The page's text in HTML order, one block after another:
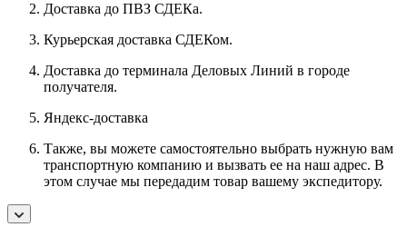
Доставка до ПВЗ СДЕКа.
Курьерская доставка СДЕКом.
Доставка до терминала Деловых Линий в городе
получателя.
Яндекс-доставка
Также, вы можете самостоятельно выбрать нужную вам
транспортную компанию и вызвать ее на наш адрес. В
этом случае мы передадим товар вашему экспедитору.